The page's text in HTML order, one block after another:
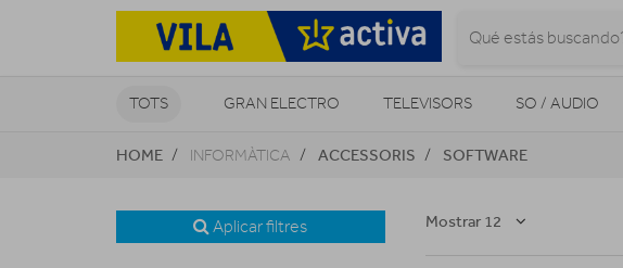
TOTS GRAN ELECTRO TELEVISORS SO / AUDIO
CLIMATITZACIÓ I CALEFACCIÓ MOBILITAT URBANA
HOME INFORMÀTICA ACCESSORIS SOFTWARE
Aplicar filtres Mostrar 12